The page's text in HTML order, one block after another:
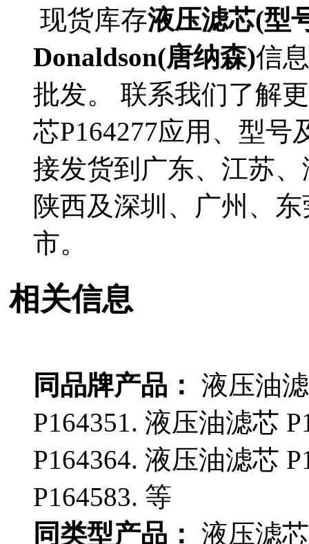
现货库存液压滤芯(型
Donaldson(唐纳森)信
批发。 联系我们了解
芯P164277应用、型号
接发货到广东、江苏
陕西及深圳、广州、
市。
相关信息
同品牌产品： 液压油
P164351. 液压油滤芯
P164364. 液压油滤芯
P164583. 等
同类型产品： 液压滤